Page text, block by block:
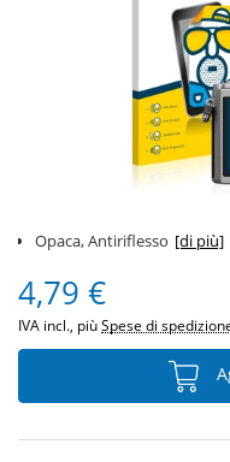
Opaca, Antiriflesso [di più]
4,79 €
IVA incl., piùSpese di